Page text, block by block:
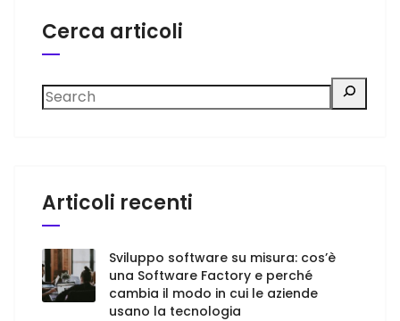
Cerca articoli
Articoli recenti
Sviluppo software su misura: cos’è
una Software Factory e perché
cambia il modo in cui le aziende
usano la tecnologia